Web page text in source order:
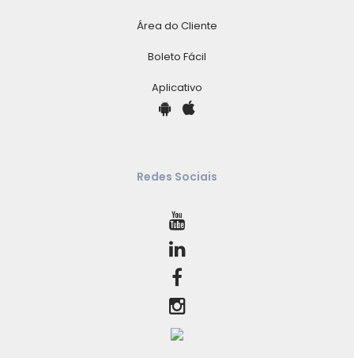
Área do Cliente
Boleto Fácil
Aplicativo
Redes Sociais